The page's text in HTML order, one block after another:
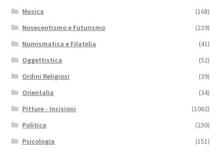
Musica
(168)
Novecentismo e Futurismo
(229)
Numismatica e Filatelia
(41)
Oggettistica
(52)
Ordini Religiosi
(39)
Orientalia
(34)
Pitture - Incisioni
(1062)
Politica
(230)
Psicologia
(151)